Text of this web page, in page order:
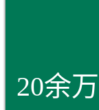
20余